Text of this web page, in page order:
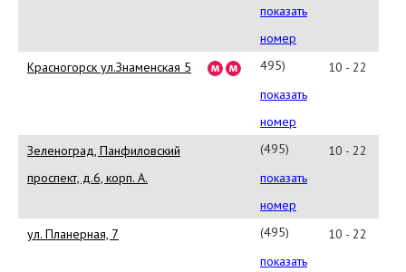
926-
07-
92
показать
номер
Красногорск ул.Знаменская 5
495)
775-
84-
30
показать
номер
10 - 22
Зеленоград, Панфиловский
проспект, д.6, корп. А.
(495)
974-
1465
показать
номер
10 - 22
ул. Планерная, 7
(495)
790-
показать
10 - 22